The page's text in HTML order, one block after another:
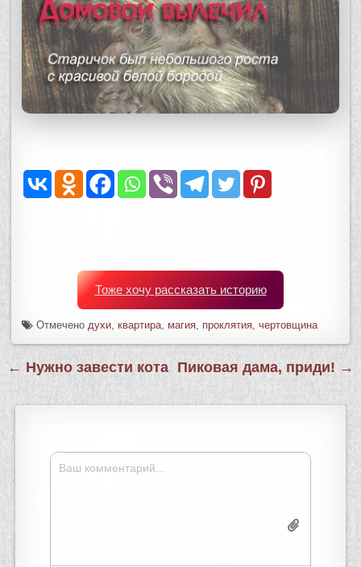
Тоже хочу рассказать историю
Отмечено духи ,квартира магия проклятия ,чертовщина
Навигация
по
записям
← Нужно завести кота Пиковая дама, приди! →